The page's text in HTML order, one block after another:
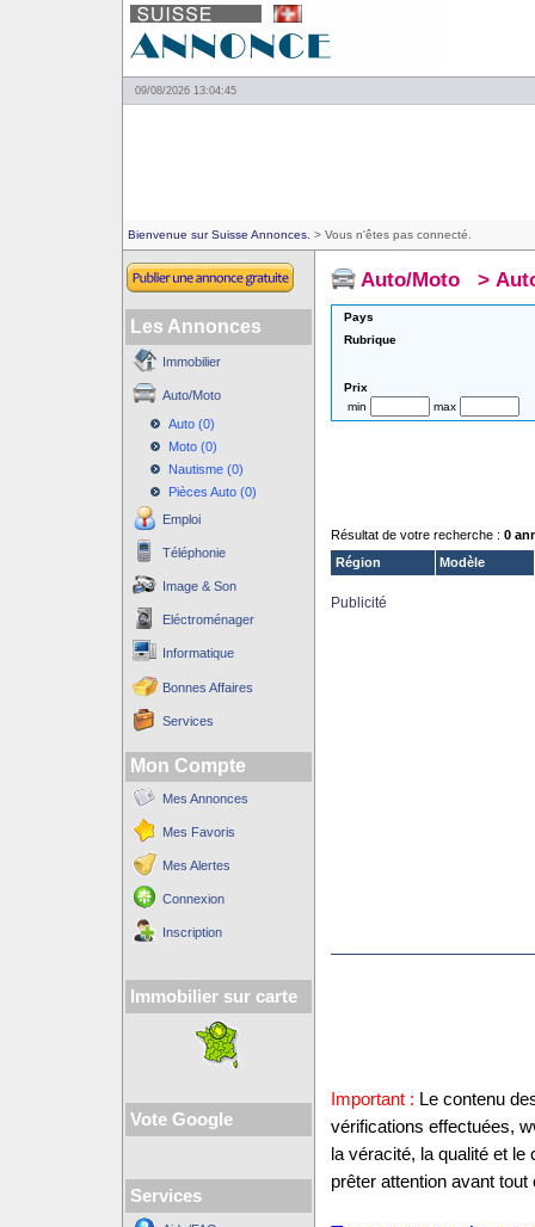
09/08/2026 13:04:45
Bienvenue sur Suisse Annonces. > Vous n'êtes pas connecté.
Les Annonces
Immobilier
Auto/Moto
Auto (0)
Moto (0)
Nautisme (0)
Pièces Auto (0)
Emploi
Téléphonie
Image & Son
Eléctroménager
Informatique
Bonnes Affaires
Services
Mon Compte
Mes Annonces
Mes Favoris
Mes Alertes
Connexion
Inscription
Immobilier sur carte
Vote Google
Services
Auto/Moto >
Pays
Rubrique
Prix
min
max
Résultat de votre recherche : 0
Région
Modèle
Publicité
Important : Le contenu
vérifications effectuées,
la véracité, la qualité et
prêter attention avant tout